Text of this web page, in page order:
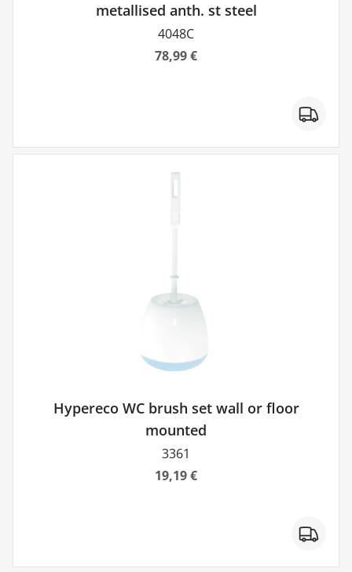
metallised anth. st steel
4048C
78,99 €
Hypereco WC brush set wall or floor
mounted
3361
19,19 €